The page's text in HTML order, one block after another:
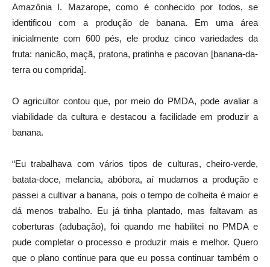
Amazônia I. Mazarope, como é conhecido por todos, se
identificou com a produção de banana. Em uma área
inicialmente com 600 pés, ele produz cinco variedades da
fruta: nanicão, maçã, pratona, pratinha e pacovan [banana-da-
terra ou comprida].
O agricultor contou que, por meio do PMDA, pode avaliar a
viabilidade da cultura e destacou a facilidade em produzir a
banana.
“Eu trabalhava com vários tipos de culturas, cheiro-verde,
batata-doce, melancia, abóbora, aí mudamos a produção e
passei a cultivar a banana, pois o tempo de colheita é maior e
dá menos trabalho. Eu já tinha plantado, mas faltavam as
coberturas (adubação), foi quando me habilitei no PMDA e
pude completar o processo e produzir mais e melhor. Quero
que o plano continue para que eu possa continuar também o